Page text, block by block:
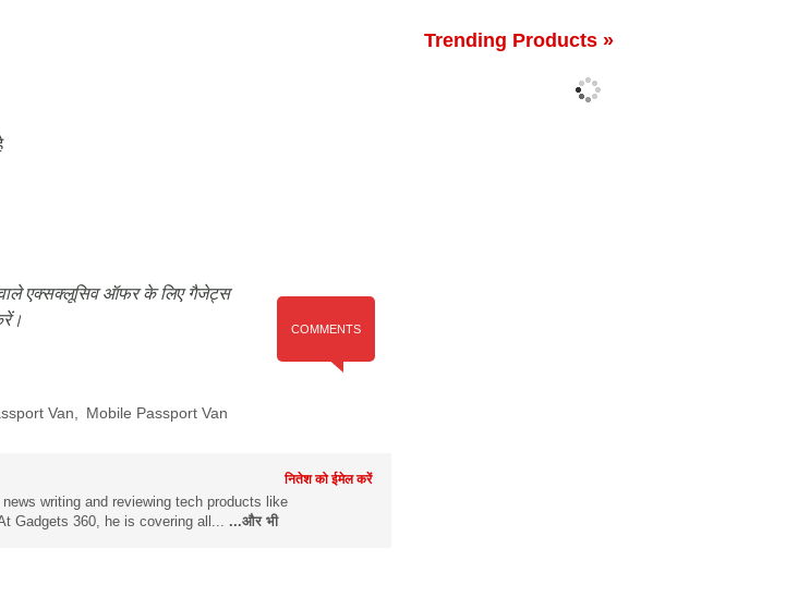
COMMENTS
एक्सक्लूसिव ऑफर के लिए गैजेट्स
Van Mobile Passport Van
नितेश को ईमेल करें
writing and reviewing tech products like
Gadgets 360, he is covering all... ...और भी
Trending Products »